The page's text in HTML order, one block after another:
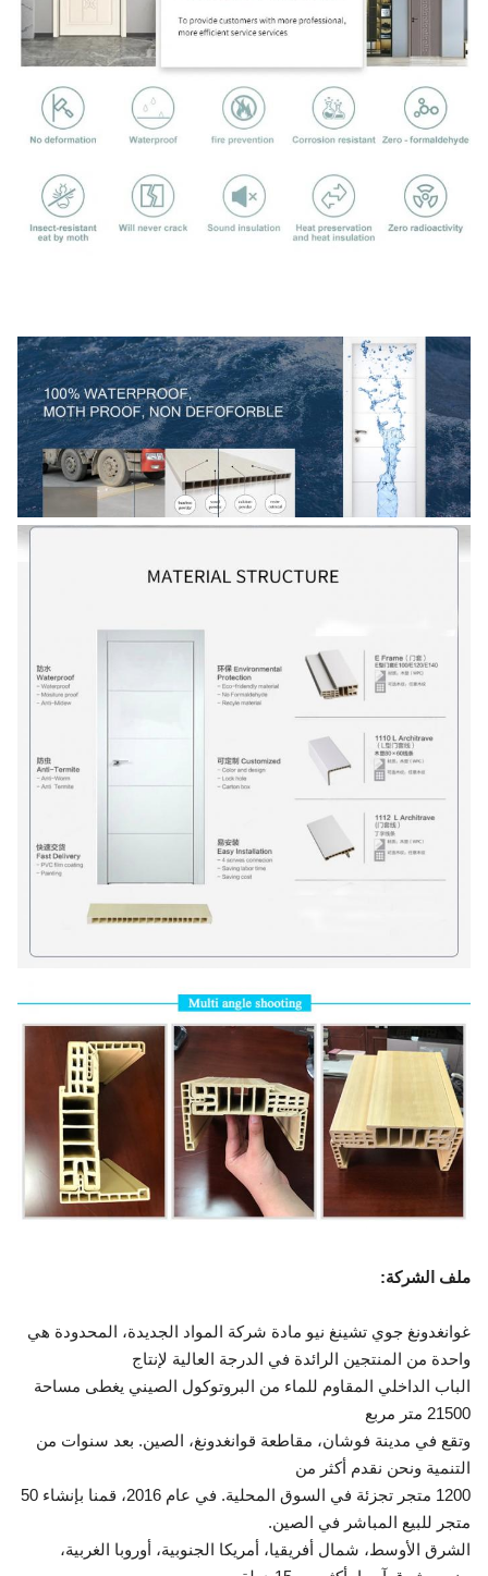
ملف الشركة:
غوانغدونغ جوي تشينغ نيو مادة شركة المواد الجديدة، المحدودة هي
واحدة من المنتجين الرائدة في الدرجة العالية لإنتاج
الباب الداخلي المقاوم للماء من البروتوكول الصيني يغطى مساحة
21500 متر مربع
وتقع في مدينة فوشان، مقاطعة قوانغدونغ، الصين. بعد سنوات من
التنمية ونحن نقدم أكثر من
1200 متجر تجزئة في السوق المحلية. في عام 2016، قمنا بإنشاء 50
متجر للبيع المباشر في الصين.
الشرق الأوسط، شمال أفريقيا، أمريكا الجنوبية، أوروبا الغربية،